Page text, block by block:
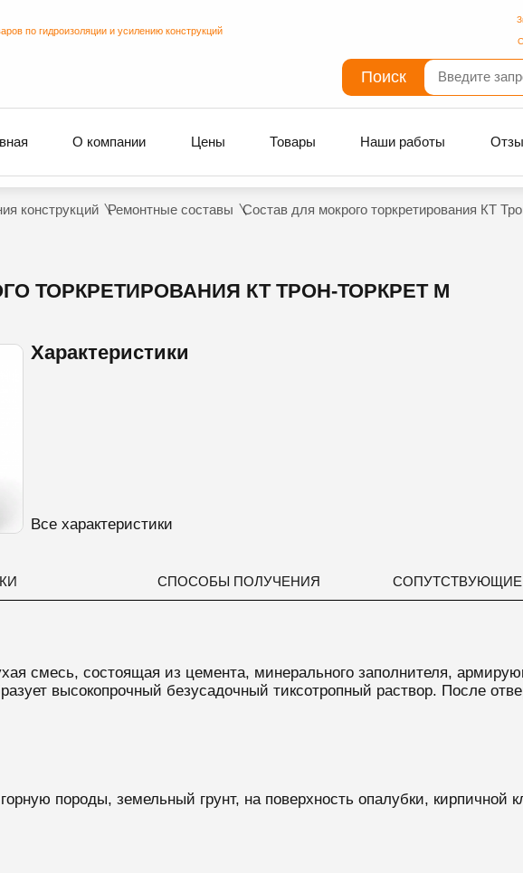
по гидроизоляции и усилению конструкций
Поиск
О компании Цены Товары Наши работы
конструкций Ремонтные составы Состав для мокрого торкретирования КТ
ТОРКРЕТИРОВАНИЯ КТ ТРОН-ТОРКРЕТ М
Характеристики
Все характеристики
СПОСОБЫ ПОЛУЧЕНИЯ СОПУТСТВУЮЩИЕ
смесь, состоящая из цемента, минерального заполнителя,
высокопрочный безусадочный тиксотропный раствор. После
породы, земельный грунт, на поверхность опалубки, кирпичной